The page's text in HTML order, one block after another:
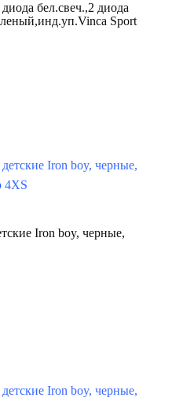
бел.свеч.,2 диода
Sport
Iron boy, черные,